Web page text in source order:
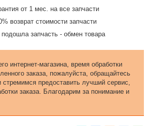
от 1 мес. на все запчасти
возврат стоимости запчасти
подошла запчасть - обмен товара
интернет-магазина, время обработки
заказа, пожалуйста, обращайтесь
предоставить лучший сервис,
заказа. Благодарим за понимание и